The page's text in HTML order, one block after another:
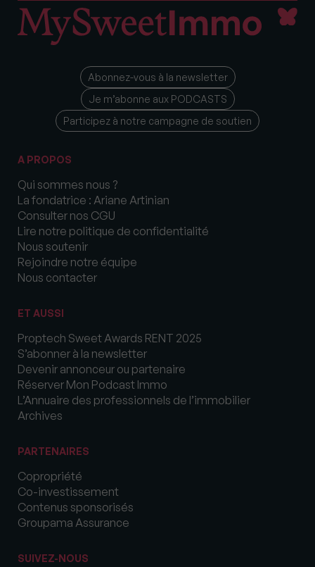
Abonnez-vous à la newsletter
Je m’abonne aux PODCASTS
Participez à notre campagne de soutien
A PROPOS
Qui sommes nous ?
La fondatrice : Ariane Artinian
Consulter nos CGU
Lire notre politique de confidentialité
Nous soutenir
Rejoindre notre équipe
Nous contacter
ET AUSSI
Proptech Sweet Awards RENT 2025
S’abonner à la newsletter
Devenir annonceur ou partenaire
Réserver Mon Podcast Immo
L’Annuaire des professionnels de l’immobilier
Archives
PARTENAIRES
Copropriété
Co-investissement
Contenus sponsorisés
Groupama Assurance
SUIVEZ-NOUS